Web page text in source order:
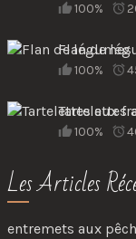
100%
Flan de
100%
Tartelettes
100%
Les Articles
entremets aux